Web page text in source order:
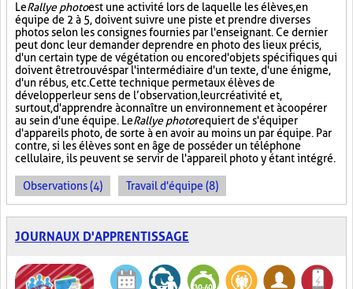
LeRallye photoest une activité lors de laquelle les élèves, en
équipe de 2 à 5, doivent suivre une piste et prendre diverses
photos selon les consignes fournies par l'enseignant. Ce dernier
peut donc leur demander de prendre en photo des lieux précis,
d'un certain type de végétation ou encore d'objets spécifiques qui
doivent être trouvés par l'intermédiaire d'un texte, d'une énigme,
d'un rébus, etc. Cette technique permet aux élèves de
développer leur sens de l’observation, leur créativité et,
surtout, d'apprendre à connaître un environnement et à coopérer
au sein d'une équipe. LeRallye photorequiert de s'équiper
d'appareils photo, de sorte à en avoir au moins un par équipe. Par
contre, si les élèves sont en âge de posséder un téléphone
cellulaire, ils peuvent se servir de l'appareil photo y étant intégré.
Observations (4) Travail d'équipe (8)
JOURNAUX D'APPRENTISSAGE